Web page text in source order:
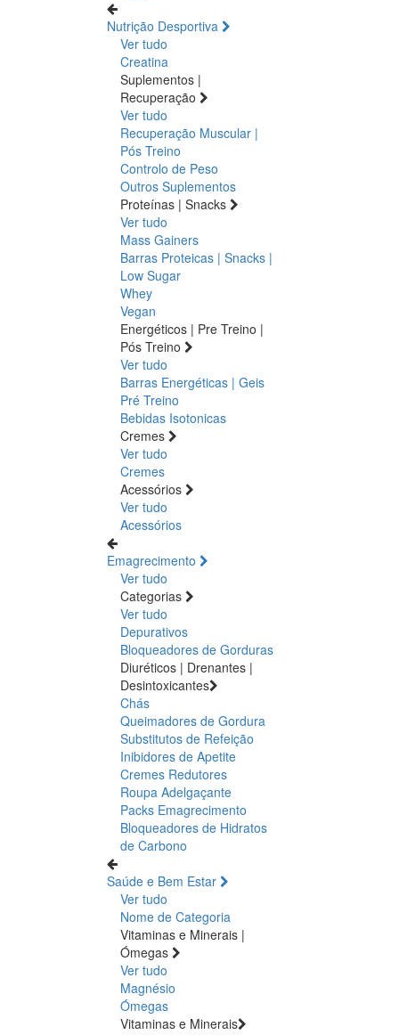
Nutrição Desportiva
Ver tudo
Creatina
Suplementos |
Recuperação
Ver tudo
Recuperação Muscular |
Pós Treino
Controlo de Peso
Outros Suplementos
Proteínas | Snacks
Ver tudo
Mass Gainers
Barras Proteicas | Snacks |
Low Sugar
Whey
Vegan
Energéticos | Pre Treino |
Pós Treino
Ver tudo
Barras Energéticas | Geis
Pré Treino
Bebidas Isotonicas
Cremes
Ver tudo
Cremes
Acessórios
Ver tudo
Acessórios
Emagrecimento
Ver tudo
Categorias
Ver tudo
Depurativos
Bloqueadores de Gorduras
Diuréticos | Drenantes |
Desintoxicantes
Chás
Queimadores de Gordura
Substitutos de Refeição
Inibidores de Apetite
Cremes Redutores
Roupa Adelgaçante
Packs Emagrecimento
Bloqueadores de Hidratos
de Carbono
Saúde e Bem Estar
Ver tudo
Nome de Categoria
Vitaminas e Minerais |
Ómegas
Ver tudo
Magnésio
Ómegas
Vitaminas e Minerais